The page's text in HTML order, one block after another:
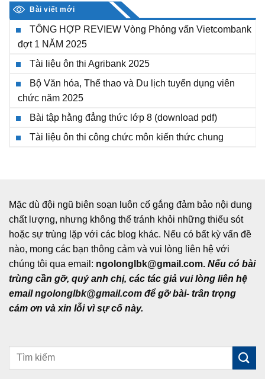
Bài viết mới
TÔNG HỢP REVIEW Vòng Phỏng vấn Vietcombank
đợt 1 NĂM 2025
Tài liệu ôn thi Agribank 2025
Bộ Văn hóa, Thể thao và Du lịch tuyển dụng viên
chức năm 2025
Bài tập hằng đẳng thức lớp 8 (download pdf)
Tài liệu ôn thi công chức môn kiến thức chung
Mặc dù đội ngũ biên soạn luôn cố gắng đảm bảo nội dung
chất lượng, nhưng không thể tránh khỏi những thiếu sót
hoặc sự trùng lặp với các blog khác. Nếu có bất kỳ vấn đề
nào, mong các bạn thông cảm và vui lòng liên hệ với
chúng tôi qua email: ngolonglbk@gmail.com. Nếu có bài
trùng cần gỡ, quý anh chị, các tác giả vui lòng liên hệ
emailngolonglbk@gmail.com để gỡ bài- trân trọng
cám ơn và xin lỗi vì sự cố này.